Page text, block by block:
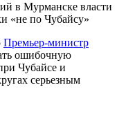
в Мурманске власти
«не по Чубайсу»
Премьер-министр
ошибочную
Чубайсе и
серьезным